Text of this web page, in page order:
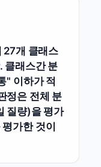
27개 클래스
클래스간 분
" 이하가 적
정은 전체 분
질량)을 평가
가한 것이